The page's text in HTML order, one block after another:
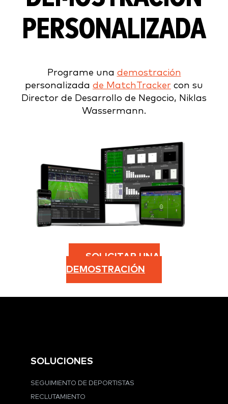
PERSONALIZADA
Programe una demostración
personalizada de MatchTracker con su
Director de Desarrollo de Negocio, Niklas
Wassermann.
SOLICITAR UNA
DEMOSTRACIÓN
SOLUCIONES
SEGUIMIENTO DE DEPORTISTAS
RECLUTAMIENTO